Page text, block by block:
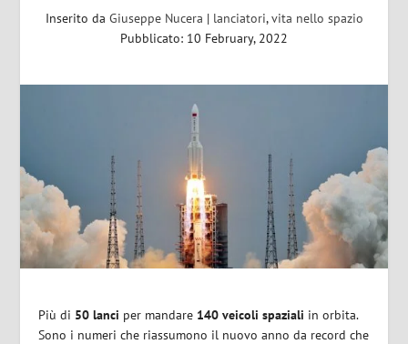
Inserito da Giuseppe Nucera | lanciatori,vita nello spazio
Pubblicato: 10 February, 2022
Più di 50 lanci per mandare 140 veicoli spaziali in orbita.
Sono i numeri che riassumono il nuovo anno da record che